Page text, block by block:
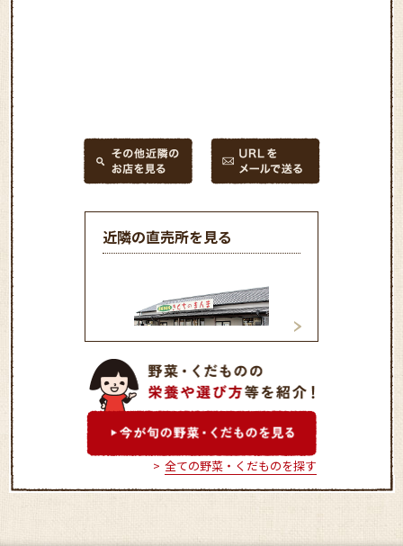
近隣の直売所を見る
きくちのまんま菊池店 きくちのまんま
全ての野菜・くだものを探す